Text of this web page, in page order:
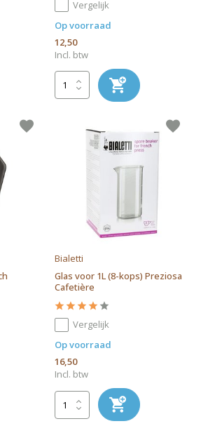
Vergelijk
Op voorraad
12,50
Incl. btw
Bialetti
Glas voor 1L (8-kops) Preziosa
Cafetière
Vergelijk
Op voorraad
16,50
Incl. btw